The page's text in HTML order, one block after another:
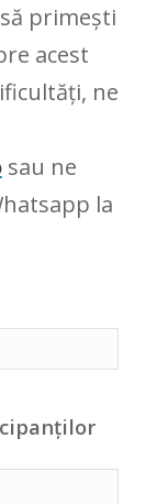
primești
acest
ne
sau ne
la